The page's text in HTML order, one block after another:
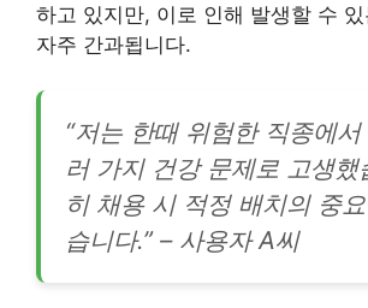
하고 있지만, 이로 인해 발생할 수
자주 간과됩니다.
“저는 한때 위험한 직종에
러 가지 건강 문제로 고생했
히 채용 시 적정 배치의 중
습니다.” – 사용자 A씨